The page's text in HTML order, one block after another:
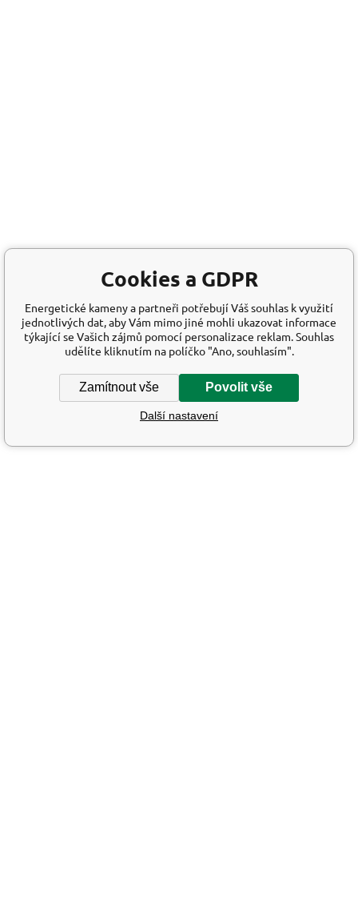
Cookies a GDPR
Energetické kameny a partneři potřebují Váš souhlas k využití
jednotlivých dat, aby Vám mimo jiné mohli ukazovat informace
týkající se Vašich zájmů pomocí personalizace reklam. Souhlas
udělíte kliknutím na políčko "Ano, souhlasím".
Zamítnout vše Povolit vše
Další nastavení